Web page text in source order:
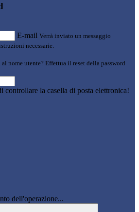
E-mail Verrà inviato un messaggio
necessarie.
nome utente? Effettua il reset della password
controllare la casella di posta elettronica!
dell'operazione...